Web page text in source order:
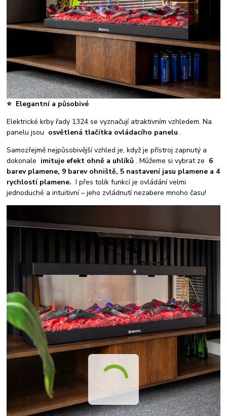
⭐ Elegantní a působivé
Elektrické krby řady 1324 se vyznačují atraktivním vzhledem. Na
panelu jsou osvětlená tlačítka ovládacího panelu .
Samozřejmě nejpůsobivější vzhled je, když je přístroj zapnutý a
dokonale imituje efekt ohně a uhlíků . Můžeme si vybrat ze 6
barev plamene, 9 barev ohniště, 5 nastavení jasu plamene a 4
rychlostí plamene. I přes tolik funkcí je ovládání velmi
jednoduché a intuitivní – jeho zvládnutí nezabere mnoho času!